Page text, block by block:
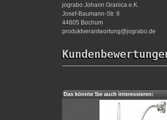
jograbo Johann Granica e.K.
Josef-Baumann-Str. 8
44805 Bochum
produktverantwortung@jograbo.de
Das könnte Sie auch interessieren: